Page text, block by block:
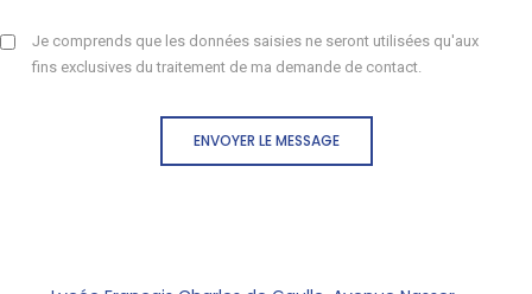
Je comprends que les données saisies ne seront utilisées qu'aux
fins exclusives du traitement de ma demande de contact.
ENVOYER LE MESSAGE